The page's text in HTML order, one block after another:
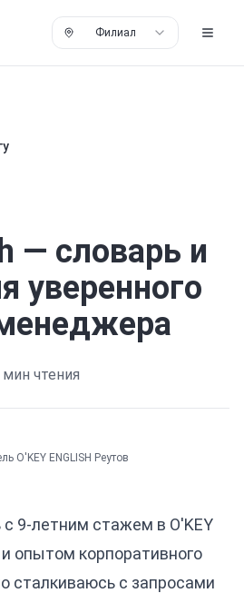
Филиал
— словарь и
уверенного
мин чтения
O'KEY ENGLISH Реутов
с 9-летним стажем в O'KEY
и опытом корпоративного
сталкиваюсь с запросами